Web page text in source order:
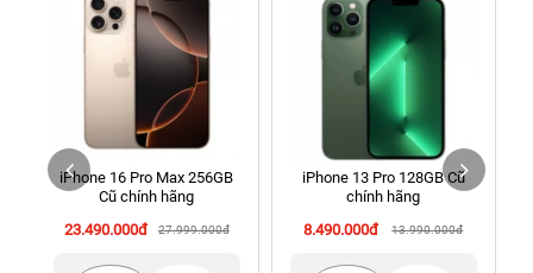
256 Võ Văn Ngân, Thủ Đức, Hồ Chí Minh (Bình Thọ, TP. Thủ
70 Nguyễn An Ninh, Dĩ An, Hồ Chí Minh (Bình Dương Cũ)
24h Vũng Tàu: 162A Ba Cu, Vũng Tàu, Hồ Chí Minh (TP. Vũng
Tàu cũ)
198 Hoàng Văn Thụ, Tân Sơn Nhất, Hồ Chí Minh (Tân Bình
iPhone 16 Pro Max 256GB
Cũ chính hãng
23.490.000đ
27.999.000đ
iPhone 13 Pro 128GB Cũ
chính hãng
8.490.000đ
13.990.000đ